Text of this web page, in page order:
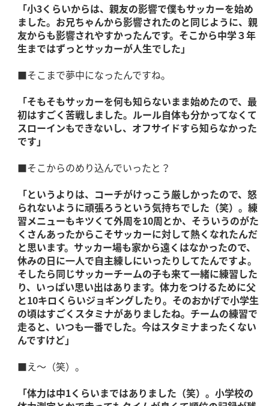
「小3くらいからは、親友の影響で僕もサッカーを始め
ました。お兄ちゃんから影響されたのと同じように、親
友からも影響されやすかったんです。そこから中学３年
生まではずっとサッカーが人生でした」
■そこまで夢中になったんですね。
「そもそもサッカーを何も知らないまま始めたので、最
初はすごく苦戦しました。ルール自体も分かってなくて
スローインもできないし、オフサイドすら知らなかった
です」
■そこからのめり込んでいったと？
「というよりは、コーチがけっこう厳しかったので、怒
られないように頑張ろうという気持ちでした（笑）。練
習メニューもキツくて外周を10周とか、そういうのがた
くさんあったからこそサッカーに対して熱くなれたんだ
と思います。サッカー場も家から遠くはなかったので、
休みの日に一人で自主練しにいったりしてたんですよ。
そしたら同じサッカーチームの子も来て一緒に練習した
り、いっぱい思い出はあります。体力をつけるために父
と10キロくらいジョギングしたり。そのおかげで小学生
の頃はすごくスタミナがありましたね。チームの練習で
走ると、いつも一番でした。今はスタミナまったくない
んですけど」
■え～（笑）。
「体力は中1くらいまではありました（笑）。小学校の